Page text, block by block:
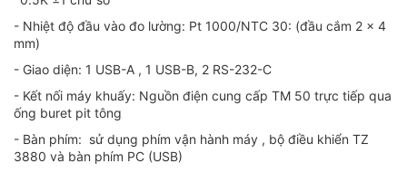
- Nhiệt độ đầu vào đo lường: Pt 1000/NTC 30: (đầu cắm 2 x 4
mm)
- Giao diện: 1 USB-A , 1 USB-B, 2 RS-232-C
- Kết nối máy khuấy: Nguồn điện cung cấp TM 50 trực tiếp qua
ống buret pit tông
- Bàn phím: sử dụng phím vận hành máy , bộ điều khiển TZ
3880 và bàn phím PC (USB)